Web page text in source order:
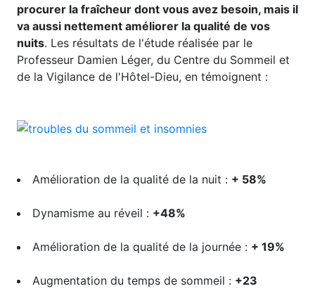
procurer la fraîcheur dont vous avez besoin, mais il
va aussi nettement améliorer la qualité de vos
nuits. Les résultats de l'étude réalisée par le
Professeur Damien Léger, du Centre du Sommeil et
de la Vigilance de l'Hôtel-Dieu, en témoignent :
Amélioration de la qualité de la nuit : + 58%
Dynamisme au réveil : +48%
Amélioration de la qualité de la journée : + 19%
Augmentation du temps de sommeil : +23